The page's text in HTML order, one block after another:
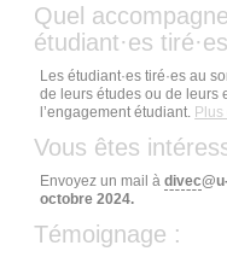
Quel
étudiant·es
Les étudiant·es tiré·es au
de leurs études ou de leurs
l’engagement étudiant. Plus
Vous êtes
Envoyez un mail àdivec
octobre 2024.
Témoignage :